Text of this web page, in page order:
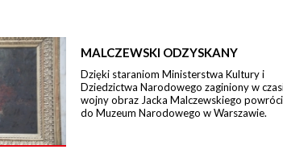
MALCZEWSKI ODZYSKANY
Dzięki staraniom Ministerstwa Kultury i
Dziedzictwa Narodowego zaginiony w
wojny obraz Jacka Malczewskiego
do Muzeum Narodowego w Warszawie.